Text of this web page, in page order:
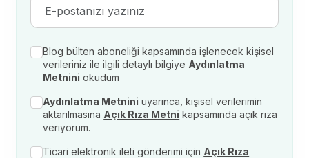
Blog bülten aboneliği kapsamında işlenecek kişisel
verileriniz ile ilgili detaylı bilgiye Aydınlatma
Metnini okudum
Aydınlatma Metnini uyarınca, kişisel verilerimin
aktarılmasına Açık Rıza Metni kapsamında açık rıza
veriyorum.
Ticari elektronik ileti gönderimi için Açık Rıza